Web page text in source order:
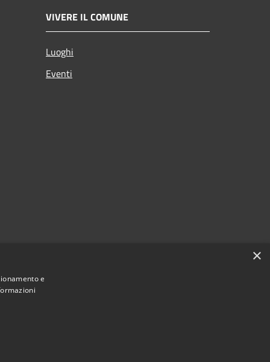
VIVERE IL COMUNE
Luoghi
Eventi
×
e